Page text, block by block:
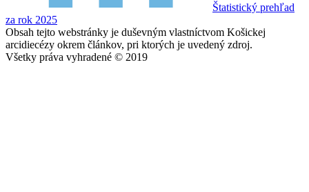
Štatistický prehľad
za rok 2025
Obsah tejto webstránky je duševným vlastníctvom Košickej
arcidiecézy okrem článkov, pri ktorých je uvedený zdroj.
Všetky práva vyhradené © 2019